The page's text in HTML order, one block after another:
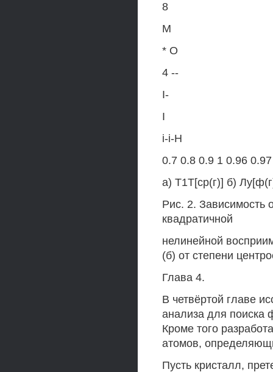
8
М
* О
4 --
I-
I
i-i-H
0.7 0.8 0.9 1 0.96
а) Т1Т[ср(г)] б)
Рис. 2. Зависимость
квадратичной
нелинейной
(б) от степени
Глава 4.
В четвёртой главе
анализа для поиска
Кроме того
атомов,
Пусть кристалл,